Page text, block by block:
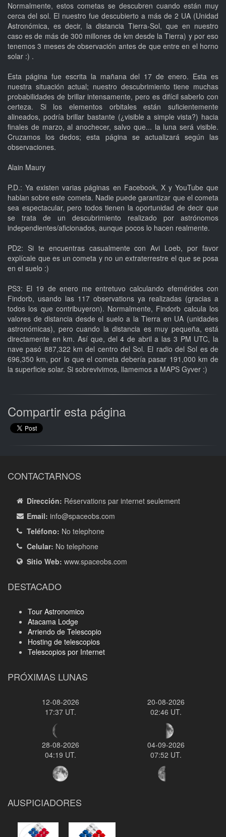
Normalmente, estos cometas se descubren cuando están muy
cerca del sol. El nuestro fue descubierto a más de 2 UA (Unidad
Astronómica, es decir, la distancia Tierra-Sol, que en nuestro
caso es de más de 300 millones de km desde la Tierra) y por eso
tenemos 3 meses de observación antes de que entre en el horno
solar :) .
Esta página fue escrita la mañana del 17 de enero. Esta es
nuestra situación actual; nuestro descubrimiento tiene muchas
probabilidades de brillar intensamente, pero es difícil saberlo con
certeza. Si los elementos orbitales están suficientemente
alineados, podría brillar bastante (¿visible a simple vista?) hacia
finales de marzo, al anochecer, salvo que... la luna será visible.
Cruzamos los dedos; esta página se actualizará según las
observaciones.
Alain Maury
P.D.: Ya existen varias páginas en Facebook, X y YouTube que
hablan sobre este cometa. Nadie puede garantizar que el cometa
sea espectacular, pero todos tienen la oportunidad de decir que
se trata de un descubrimiento realizado por astrónomos
independientes/aficionados, aunque pocos lo hacen realmente.
PD2: Si te encuentras casualmente con Avi Loeb, por favor
explícale que es un cometa y no un extraterrestre el que se posa
en el suelo :)
PS3: El 19 de enero me entretuvo calculando efemérides con
Findorb, usando las 117 observations ya realizadas (gracias a
todos los que contribuyeron). Normalmente, Findorb calcula los
valores de distancia desde el suelo a la Tierra en UA (unidades
astronómicas), pero cuando la distancia es muy pequeña, está
directamente en km. Así que, del 4 de abril a las 3 PM UTC, la
nave pasó 887,322 km del centro del Sol. El radio del Sol es de
696,350 km, por lo que el cometa debería pasar 191,000 km de
la superficie solar. Si sobrevivimos, llamemos a MAPS Gyver :)
Compartir esta página
CONTACTARNOS
Dirección: Réservations par internet seulement
Email: info@spaceobs.com
Teléfono: No telephone
Celular: No telephone
Sitio Web: www.spaceobs.com
DESTACADO
Tour Astronomico
Atacama Lodge
Arriendo de Telescopio
Hosting de telescopios
Telescopios por Internet
PRÓXIMAS LUNAS
12-08-2026
17:37 UT.
20-08-2026
02:46 UT.
28-08-2026
04:19 UT.
04-09-2026
07:52 UT.
AUSPICIADORES